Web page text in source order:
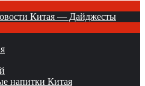
Китая — Дайджесты
напитки Китая